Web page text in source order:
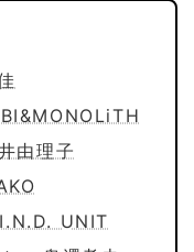
由理子
UNIT